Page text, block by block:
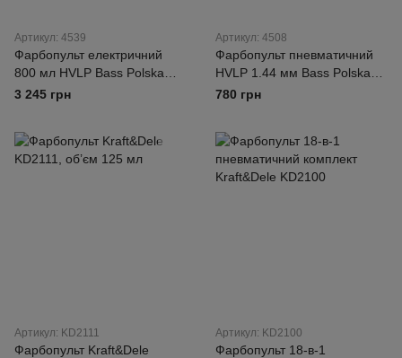
Артикул: 4539
Фарбопульт електричний
800 мл HVLP Bass Polska
4539
3 245 грн
Артикул: 4508
Фарбопульт пневматичний
HVLP 1.44 мм Bass Polska
4508
780 грн
Артикул: KD2111
Фарбопульт Kraft&Dele
Артикул: KD2100
Фарбопульт 18-в-1